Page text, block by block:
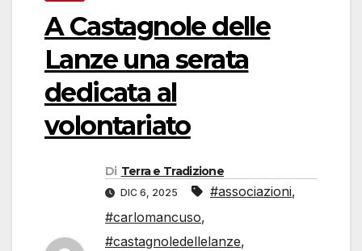
A Castagnole delle
Lanze una serata
dedicata al
volontariato
Di Terra e Tradizione
DIC 6, 2025 #associazioni,
#carlomancuso,
#castagnoledellelanze,